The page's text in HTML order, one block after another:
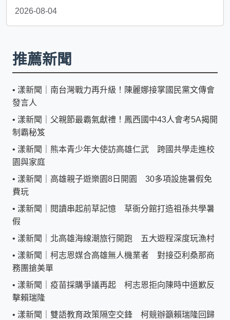
2026-08-04
推薦新聞
• 漾新聞｜南台灣戰力再升級！陳麗娜接掌國民黨文傳會
發言人
• 漾新聞｜父親節最霸氣獻禮！鳳西國中43人會考5A揭開
制霸秘笈
• 漾新聞｜熊本青少年大使訪高雄仁武 跨國共學走進校
園與家庭
• 漾新聞｜高雄親子遊樂園8日開園 30多項設施暑假免
費玩
• 漾新聞｜閱讀串起前草記憶 草衙分館打造祖孫共學暑
假
• 漾新聞｜北高雄海線潮旅行開跑 五大遊程深度玩漁村
• 漾新聞｜柯志恩媒合高雄無人機業者 對接亞利桑那商
務團搶美單
• 漾新聞｜疫苗採購爭議再起 柯志恩拒向陳時中道歉反
擊賴瑞隆
• 漾新聞｜雙語教育政策隔空交鋒 柯競辦籲賴瑞隆回歸